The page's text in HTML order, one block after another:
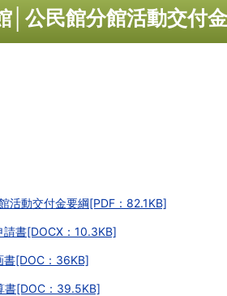
│公民館分館活動交付
活動交付金要綱[PDF：82.1KB]
請書[DOCX：10.3KB]
書[DOC：36KB]
書[DOC：39.5KB]